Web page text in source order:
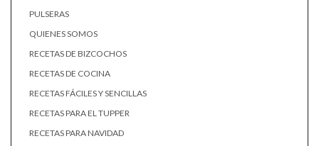
PULSERAS
QUIENES SOMOS
RECETAS DE BIZCOCHOS
RECETAS DE COCINA
RECETAS FÁCILES Y SENCILLAS
RECETAS PARA EL TUPPER
RECETAS PARA NAVIDAD